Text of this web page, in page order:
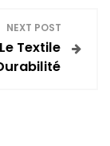
NEXT POST
Textile